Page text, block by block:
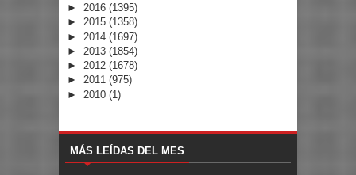
► 2016 (1395)
► 2015 (1358)
► 2014 (1697)
► 2013 (1854)
► 2012 (1678)
► 2011 (975)
► 2010 (1)
MÁS LEÍDAS DEL MES